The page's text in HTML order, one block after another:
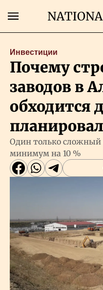
Главная
Экономика
Бизнес
Рынки
Власть
Геополитика
Исследования
Инвестиции
Почему
заводов в
обходится
Один только сложный
минимум на 10 %